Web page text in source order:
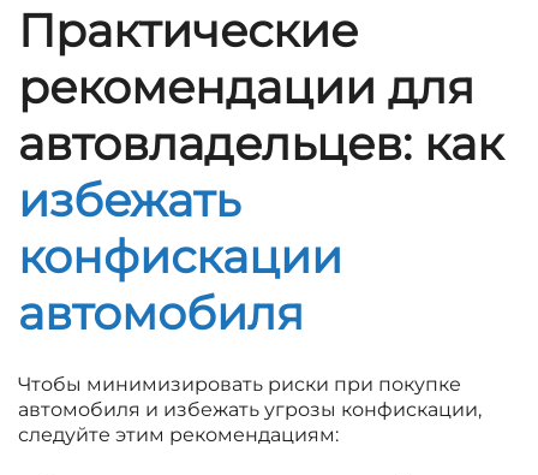
Практические
рекомендации для
автовладельцев: как
избежать
конфискации
автомобиля
Чтобы минимизировать риски при покупке
автомобиля и избежать угрозы конфискации,
следуйте этим рекомендациям: